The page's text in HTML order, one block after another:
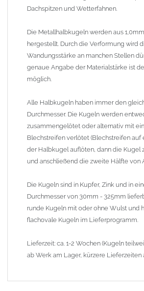
Lieferprogramm.
Lieferzeit: ca. 1-2 Wochen (Kugeln
am Lager, kürzere Lieferzeiten auf Anfrage)
Dachspitzen und Wetterfahnen.
Die Metallhalbkugeln werden aus
hergestellt. Durch die Verformung wird
Wandungsstärke an manchen Stellen
genaue Angabe der Materialstärke ist
möglich.
Alle Halbkugeln haben immer den
Durchmesser. Die Kugeln werden
zusammengelötet oder alternativ mit
Blechstreifen verlötet (Blechstreifen auf
der Halbkugel auflöten, dann die Kugel
und anschließend die zweite Hälfte von
Die Kugeln sind in Kupfer, Zink und in
Durchmesser von 30mm - 325mm
runde Kugeln mit oder ohne Wulst und
flachovale Kugeln im Lieferprogramm.
Lieferzeit: ca. 1-2 Wochen (Kugeln
ab Werk am Lager, kürzere Lieferzeiten